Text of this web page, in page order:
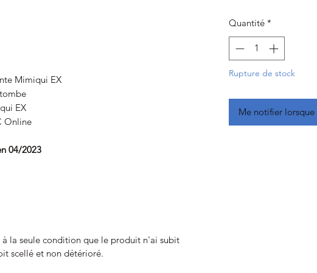
Mimiqui EX
EX
Online
04/2023
à la seule condition que le produit n'ai subit
scellé et non détérioré.
Quantité *
Rupture de stock
Me notifier